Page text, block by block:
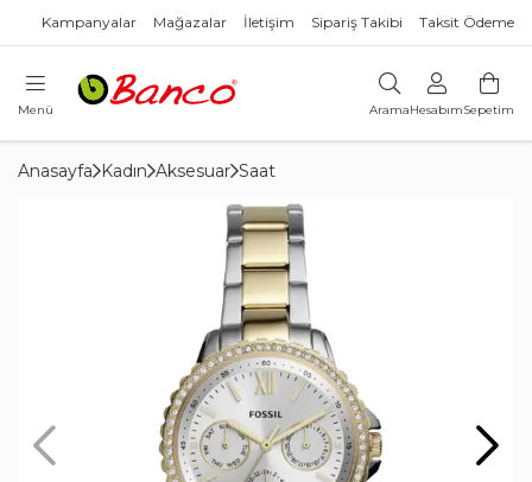
Kampanyalar Mağazalar İletişim Sipariş Takibi Taksit Ödeme
Menü AramaHesabımSepetim
Anasayfa Kadın Aksesuar Saat